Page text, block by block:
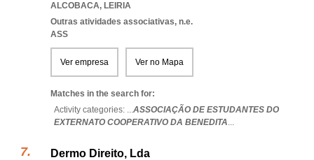
ALCOBACA, LEIRIA
Outras atividades associativas, n.e.
ASS
Ver empresa Ver no Mapa
Matches in the search for:
Activity categories: ...ASSOCIAÇÃO DE ESTUDANTES DO
EXTERNATO COOPERATIVO DA BENEDITA...
Dermo Direito, Lda